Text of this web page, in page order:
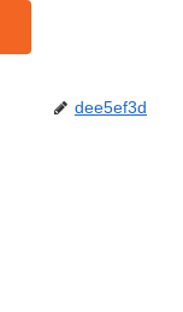
dee5ef3d